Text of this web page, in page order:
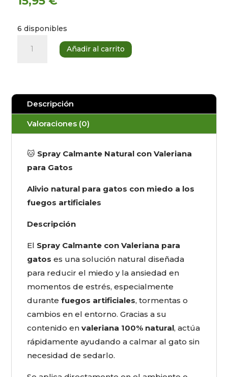
6 disponibles
calmante
60ml
cantidad
Añadir al carrito
Descripción
Valoraciones (0)
🐱 Spray Calmante Natural con Valeriana
para Gatos
Alivio natural para gatos con miedo a los
fuegos artificiales
Descripción
El Spray Calmante con Valeriana para
gatos es una solución natural diseñada
para reducir el miedo y la ansiedad en
momentos de estrés, especialmente
durantefuegos artificiales, tormentas o
cambios en el entorno. Gracias a su
contenido envaleriana 100% natural, actúa
rápidamente ayudando a calmar al gato sin
necesidad de sedarlo.